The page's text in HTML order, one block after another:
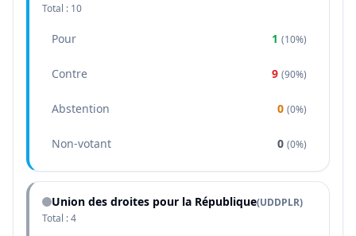
Total : 10
Pour 1 (10%)
Contre 9 (90%)
Abstention 0 (0%)
Non-votant 0 (0%)
Union des droites pour la République(UDDPLR)
Total :4